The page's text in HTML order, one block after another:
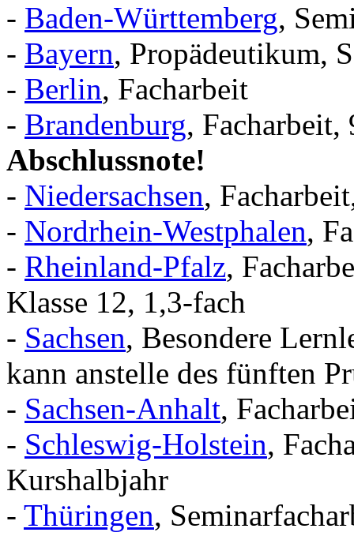
- Baden-Württemberg,
- Bayern, Propädeutikum,
- Berlin, Facharbeit
- Brandenburg,
Abschlussnote!
- Niedersachsen,
- Nordrhein-Westphalen,
- Rheinland-Pfalz,
Klasse 12, 1,3-fach
- Sachsen, Besondere
kann anstelle des fünften
- Sachsen-Anhalt,
- Schleswig-Holstein,
Kurshalbjahr
- Thüringen,